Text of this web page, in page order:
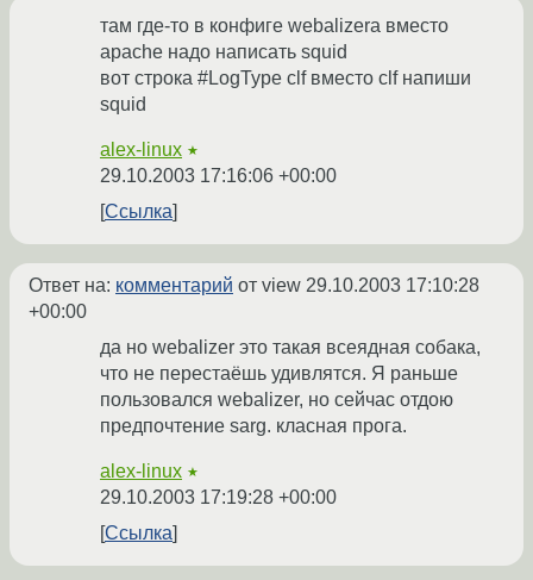
там где-то в конфиге webalizera вместо
apache надо написать squid
вот строка #LogType clf вместо clf напиши
squid
alex-linux ★
29.10.2003 17:16:06 +00:00
Ссылка
Ответ на: комментарий от view 29.10.2003 17:10:28
+00:00
да но webalizer это такая всеядная собака,
что не перестаёшь удивлятся. Я раньше
пользовался webalizer, но сейчас отдою
предпочтение sarg. класная прога.
alex-linux ★
29.10.2003 17:19:28 +00:00
Ссылка